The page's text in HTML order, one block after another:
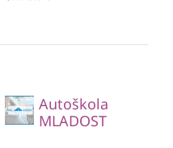
Autoškola
MLADOST